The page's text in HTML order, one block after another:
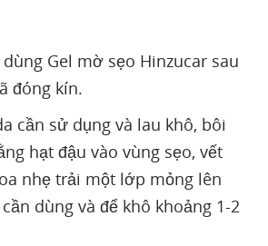
Gel mờ sẹo Hinzucar sau
đóng kín.
cần sử dụng và lau khô, bôi
hạt đậu vào vùng sẹo, vết
nhẹ trải một lớp mỏng lên
dùng và để khô khoảng 1-2